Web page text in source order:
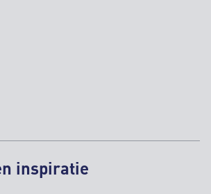
inspiratie